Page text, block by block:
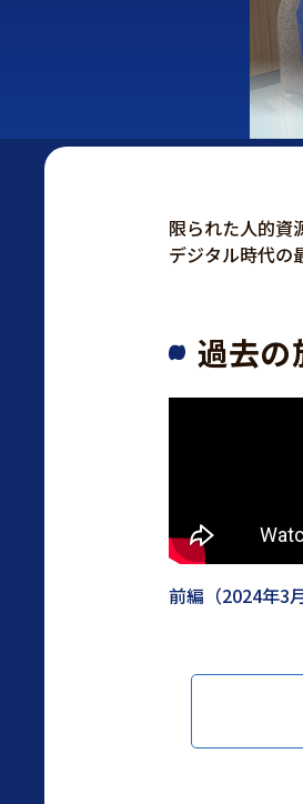
限られた人的資
デジタル時代の
過去の
前編（2024年3